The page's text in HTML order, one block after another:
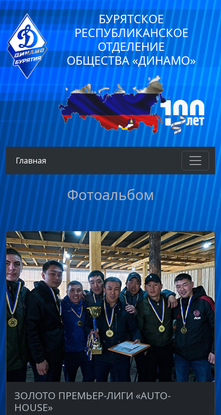
БУРЯТСКОЕ
РЕСПУБЛИКАНСКОЕ
ОТДЕЛЕНИЕ
ОБЩЕСТВА «ДИНАМО»
Главная
Фотоальбом
ЗОЛОТО ПРЕМЬЕР-ЛИГИ «AUTO-
HOUSE»